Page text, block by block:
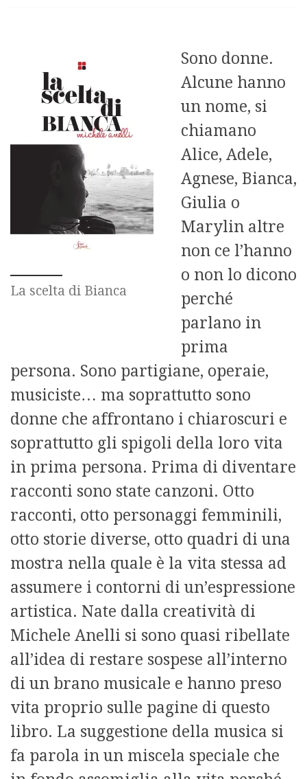
La scelta di Bianca
Sono donne.
Alcune hanno
un nome, si
chiamano
Alice, Adele,
Agnese, Bianca,
Giulia o
Marylin altre
non ce l’hanno
o non lo dicono
perché
parlano in
prima
persona. Sono partigiane, operaie,
musiciste… ma soprattutto sono
donne che affrontano i chiaroscuri e
soprattutto gli spigoli della loro vita
in prima persona. Prima di diventare
racconti sono state canzoni. Otto
racconti, otto personaggi femminili,
otto storie diverse, otto quadri di una
mostra nella quale è la vita stessa ad
assumere i contorni di un’espressione
artistica. Nate dalla creatività di
Michele Anelli si sono quasi ribellate
all’idea di restare sospese all’interno
di un brano musicale e hanno preso
vita proprio sulle pagine di questo
libro. La suggestione della musica si
fa parola in un miscela speciale che